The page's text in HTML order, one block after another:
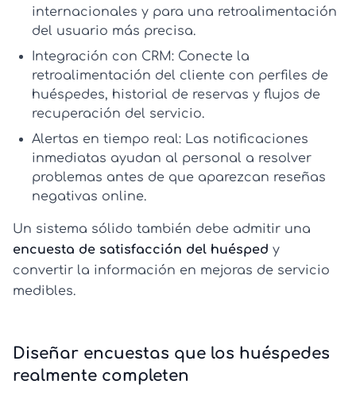
internacionales y para una retroalimentación
del usuario más precisa.
Integración con CRM: Conecte la
retroalimentación del cliente con perfiles de
huéspedes, historial de reservas y flujos de
recuperación del servicio.
Alertas en tiempo real: Las notificaciones
inmediatas ayudan al personal a resolver
problemas antes de que aparezcan reseñas
negativas online.
Un sistema sólido también debe admitir una
encuesta de satisfacción del huésped y
convertir la información en mejoras de servicio
medibles.
Diseñar encuestas que los huéspedes
realmente completen